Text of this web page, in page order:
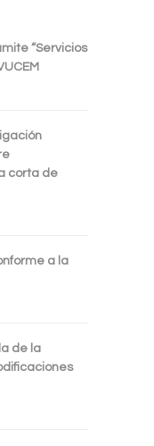
“Servicios
corta de
a la
de la